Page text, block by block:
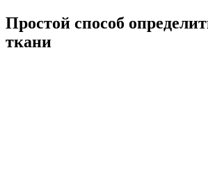
Простой способ
ткани